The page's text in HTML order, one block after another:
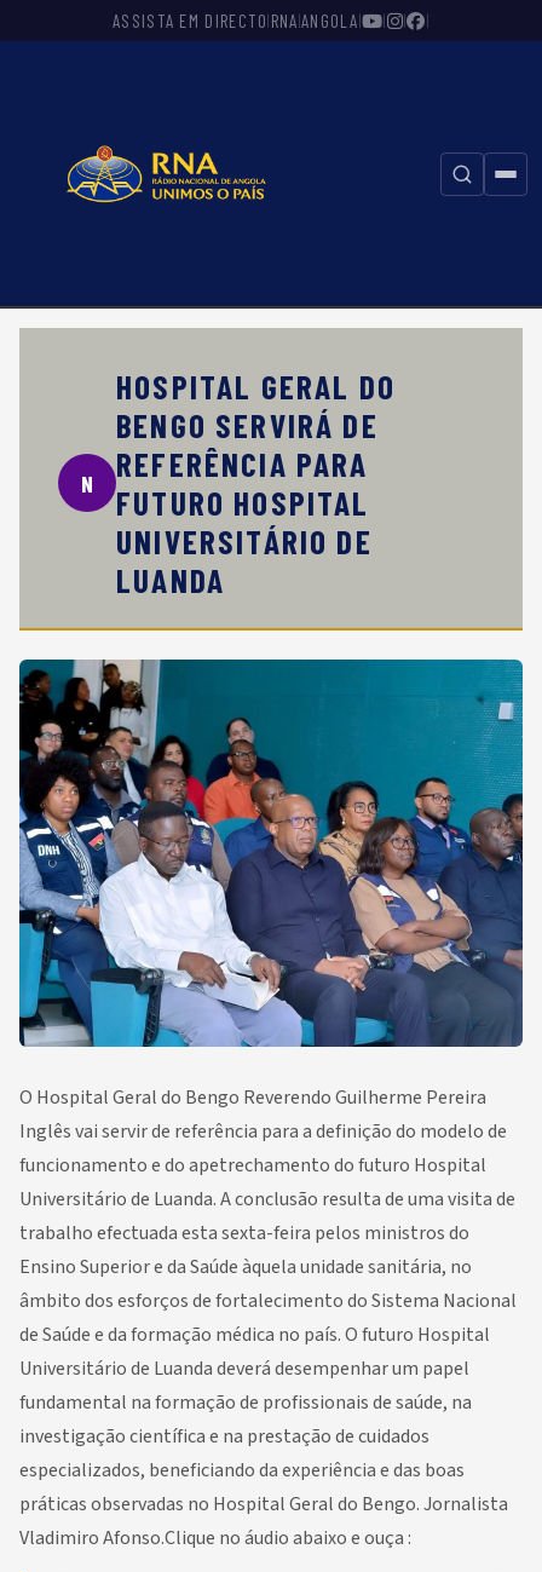
ASSISTA EM DIRECTO|RNA|ANGOLA| | | |
⚲
N
HOSPITAL GERAL DO
BENGO SERVIRÁ DE
REFERÊNCIA PARA
FUTURO HOSPITAL
UNIVERSITÁRIO DE
LUANDA
O Hospital Geral do Bengo Reverendo Guilherme Pereira
Inglês vai servir de referência para a definição do modelo de
funcionamento e do apetrechamento do futuro Hospital
Universitário de Luanda. A conclusão resulta de uma visita de
trabalho efectuada esta sexta-feira pelos ministros do
Ensino Superior e da Saúde àquela unidade sanitária, no
âmbito dos esforços de fortalecimento do Sistema Nacional
de Saúde e da formação médica no país. O futuro Hospital
Universitário de Luanda deverá desempenhar um papel
fundamental na formação de profissionais de saúde, na
investigação científica e na prestação de cuidados
especializados, beneficiando da experiência e das boas
práticas observadas no Hospital Geral do Bengo. Jornalista
Vladimiro Afonso.Clique no áudio abaixo e ouça :